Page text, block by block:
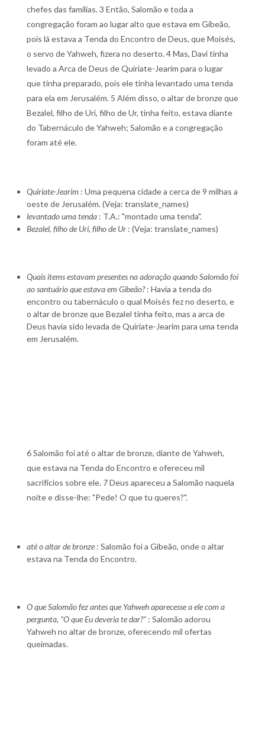
chefes das famílias. 3 Então, Salomão e toda a
congregação foram ao lugar alto que estava em Gibeão,
pois lá estava a Tenda do Encontro de Deus, que Moisés,
o servo de Yahweh, fizera no deserto. 4 Mas, Davi tinha
levado a Arca de Deus de Quiriate-Jearim para o lugar
que tinha preparado, pois ele tinha levantado uma tenda
para ela em Jerusalém. 5 Além disso, o altar de bronze que
Bezalel, filho de Uri, filho de Ur, tinha feito, estava diante
do Tabernáculo de Yahweh; Salomão e a congregação
foram até ele.
Quiriate-Jearim : Uma pequena cidade a cerca de 9 milhas a
oeste de Jerusalém. (Veja: translate_names)
levantado uma tenda : T.A.: "montado uma tenda".
Bezalel, filho de Uri, filho de Ur : (Veja: translate_names)
Quais items estavam presentes na adoração quando Salomão foi
ao santuário que estava em Gibeão?: Havia a tenda do
encontro ou tabernáculo o qual Moisés fez no deserto, e
o altar de bronze que Bezalel tinha feito, mas a arca de
Deus havia sido levada de Quiriate-Jearim para uma tenda
em Jerusalém.
6 Salomão foi até o altar de bronze, diante de Yahweh,
que estava na Tenda do Encontro e ofereceu mil
sacrifícios sobre ele. 7 Deus apareceu a Salomão naquela
noite e disse-lhe: "Pede! O que tu queres?".
até o altar de bronze : Salomão foi a Gibeão, onde o altar
estava na Tenda do Encontro.
O que Salomão fez antes que Yahweh aparecesse a ele com a
pergunta, "O que Eu deveria te dar?" : Salomão adorou
Yahweh no altar de bronze, oferecendo mil ofertas
queimadas.